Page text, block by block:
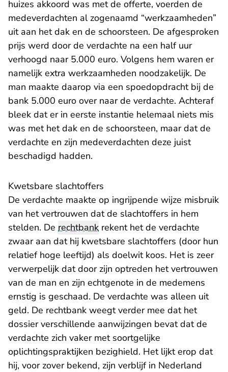
huizes akkoord was met de offerte, voerden de
medeverdachten al zogenaamd “werkzaamheden”
uit aan het dak en de schoorsteen. De afgesproken
prijs werd door de verdachte na een half uur
verhoogd naar 5.000 euro. Volgens hem waren er
namelijk extra werkzaamheden noodzakelijk. De
man maakte daarop via een spoedopdracht bij de
bank 5.000 euro over naar de verdachte. Achteraf
bleek dat er in eerste instantie helemaal niets mis
was met het dak en de schoorsteen, maar dat de
verdachte en zijn medeverdachten deze juist
beschadigd hadden.
Kwetsbare slachtoffers
De verdachte maakte op ingrijpende wijze misbruik
van het vertrouwen dat de slachtoffers in hem
stelden. De rechtbank rekent het de verdachte
zwaar aan dat hij kwetsbare slachtoffers (door hun
relatief hoge leeftijd) als doelwit koos. Het is zeer
verwerpelijk dat door zijn optreden het vertrouwen
van de man en zijn echtgenote in de medemens
ernstig is geschaad. De verdachte was alleen uit
geld. De rechtbank weegt verder mee dat het
dossier verschillende aanwijzingen bevat dat de
verdachte zich vaker met soortgelijke
oplichtingspraktijken bezighield. Het lijkt erop dat
hij, voor zover bekend, zijn verblijf in Nederland